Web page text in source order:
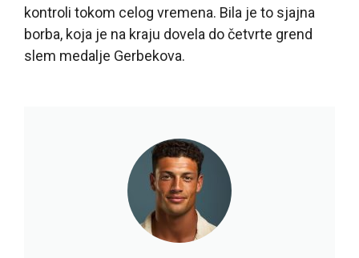
kontroli tokom celog vremena. Bila je to sjajna
borba, koja je na kraju dovela do četvrte grend
slem medalje Gerbekova.